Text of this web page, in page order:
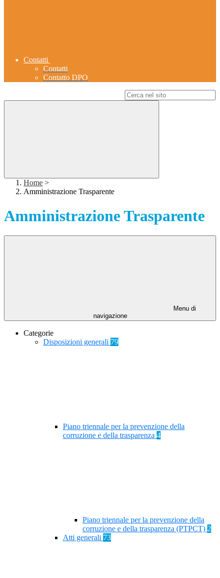
Contatti
Contatti
Contatto DPO
Home >
Amministrazione Trasparente
Amministrazione Trasparente
Menu di
navigazione
Categorie
Disposizioni generali 79
Piano triennale per la prevenzione della
corruzione e della trasparenza 4
Piano triennale per la prevenzione della
corruzione e della trasparenza (PTPCT) 2
Atti generali 73